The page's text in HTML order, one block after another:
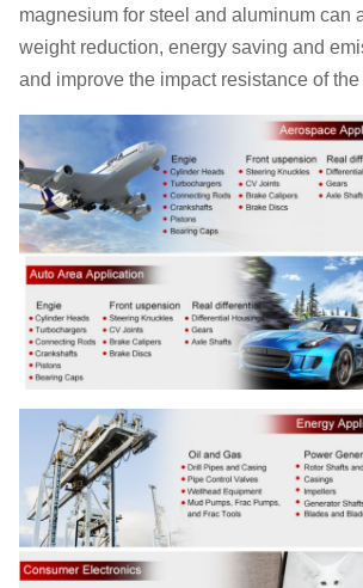
magnesium for steel and aluminum can
weight reduction, energy saving and
and improve the impact resistance of the